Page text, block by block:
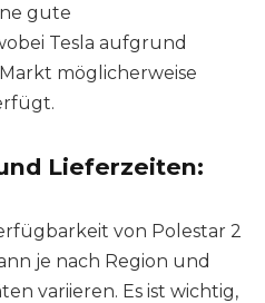
gute
Tesla aufgrund
möglicherweise
Lieferzeiten:
von Polestar 2
je nach Region und
variieren. Es ist wichtig,